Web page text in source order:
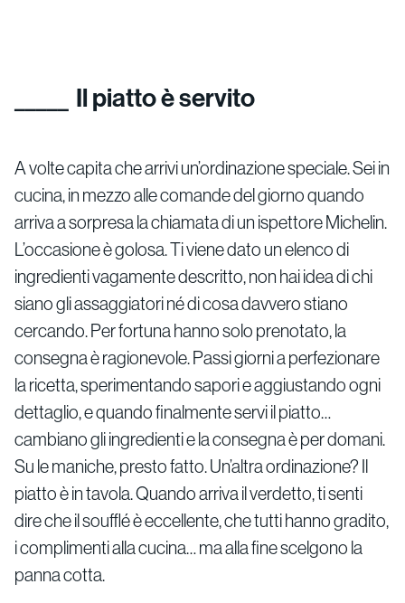
Il piatto è servito
A volte capita che arrivi un’ordinazione speciale. Sei in
cucina, in mezzo alle comande del giorno quando
arriva a sorpresa la chiamata di un ispettore Michelin.
L’occasione è golosa. Ti viene dato un elenco di
ingredienti vagamente descritto, non hai idea di chi
siano gli assaggiatori né di cosa davvero stiano
cercando. Per fortuna hanno solo prenotato, la
consegna è ragionevole. Passi giorni a perfezionare
la ricetta, sperimentando sapori e aggiustando ogni
dettaglio, e quando finalmente servi il piatto…
cambiano gli ingredienti e la consegna è per domani.
Su le maniche, presto fatto. Un’altra ordinazione? Il
piatto è in tavola. Quando arriva il verdetto, ti senti
dire che il soufflé è eccellente, che tutti hanno gradito,
i complimenti alla cucina… ma alla fine scelgono la
panna cotta.